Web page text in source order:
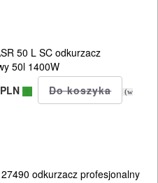
50 L SC odkurzacz
50l 1400W
(w
27490 odkurzacz profesjonalny